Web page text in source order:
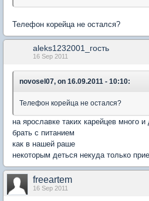
Телефон корейца не остался?
aleks1232001_гость
16 Sep 2011
novosel07, on 16.09.2011 - 10:10:
Телефон корейца не остался?
на ярославке таких карейцев много
брать с питанием
как в нашей раше
некоторым деться некуда только
freeartem
16 Sep 2011